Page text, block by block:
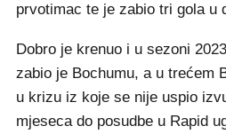
prvotimac te je zabio tri gola u
Dobro je krenuo i u sezoni
zabio je Bochumu, a u trećem
u krizu iz koje se nije uspio
mjeseca do posudbe u Rapid